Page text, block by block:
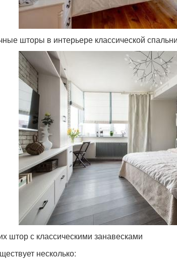
шторы в интерьере классической
штор с классическими занавесками
несколько: